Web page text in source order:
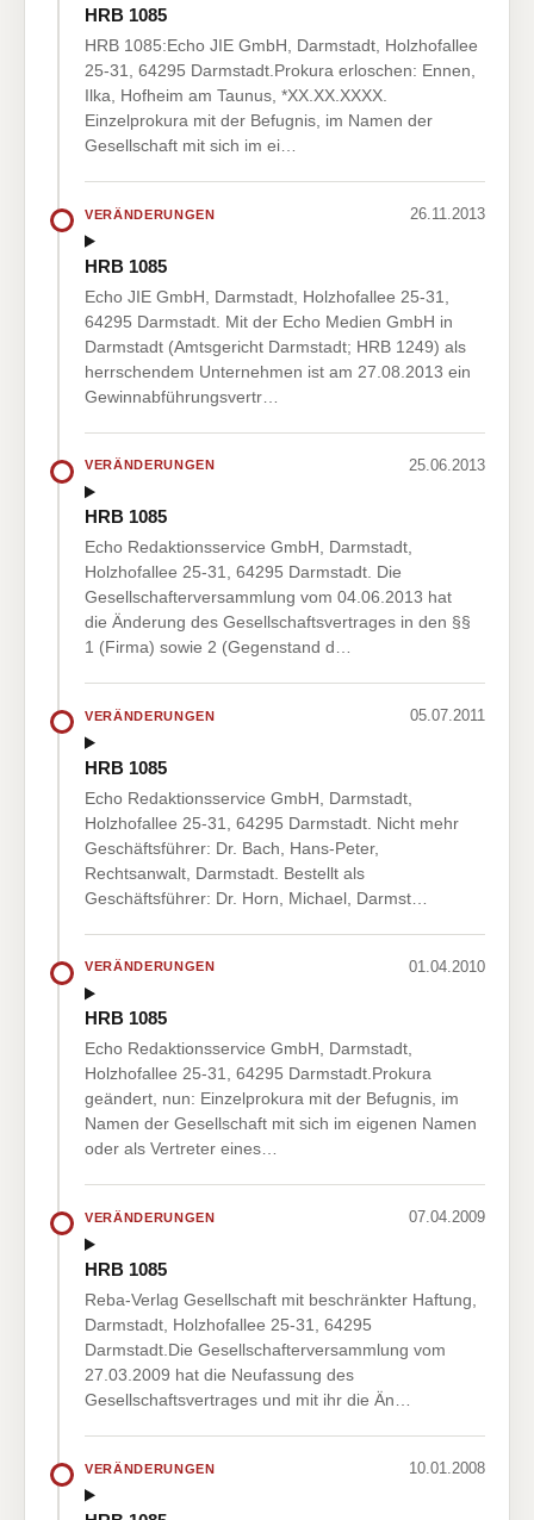
HRB 1085
HRB 1085:Echo JIE GmbH, Darmstadt, Holzhofallee
25-31, 64295 Darmstadt.Prokura erloschen: Ennen,
Ilka, Hofheim am Taunus, *XX.XX.XXXX.
Einzelprokura mit der Befugnis, im Namen der
Gesellschaft mit sich im ei…
VERÄNDERUNGEN 26.11.2013
HRB 1085
Echo JIE GmbH, Darmstadt, Holzhofallee 25-31,
64295 Darmstadt. Mit der Echo Medien GmbH in
Darmstadt (Amtsgericht Darmstadt; HRB 1249) als
herrschendem Unternehmen ist am 27.08.2013 ein
Gewinnabführungsvertr…
VERÄNDERUNGEN 25.06.2013
HRB 1085
Echo Redaktionsservice GmbH, Darmstadt,
Holzhofallee 25-31, 64295 Darmstadt. Die
Gesellschafterversammlung vom 04.06.2013 hat
die Änderung des Gesellschaftsvertrages in den §§
1 (Firma) sowie 2 (Gegenstand d…
VERÄNDERUNGEN 05.07.2011
HRB 1085
Echo Redaktionsservice GmbH, Darmstadt,
Holzhofallee 25-31, 64295 Darmstadt. Nicht mehr
Geschäftsführer: Dr. Bach, Hans-Peter,
Rechtsanwalt, Darmstadt. Bestellt als
Geschäftsführer: Dr. Horn, Michael, Darmst…
VERÄNDERUNGEN 01.04.2010
HRB 1085
Echo Redaktionsservice GmbH, Darmstadt,
Holzhofallee 25-31, 64295 Darmstadt.Prokura
geändert, nun: Einzelprokura mit der Befugnis, im
Namen der Gesellschaft mit sich im eigenen Namen
oder als Vertreter eines…
VERÄNDERUNGEN 07.04.2009
HRB 1085
Reba-Verlag Gesellschaft mit beschränkter Haftung,
Darmstadt, Holzhofallee 25-31, 64295
Darmstadt.Die Gesellschafterversammlung vom
27.03.2009 hat die Neufassung des
Gesellschaftsvertrages und mit ihr die Än…
VERÄNDERUNGEN 10.01.2008